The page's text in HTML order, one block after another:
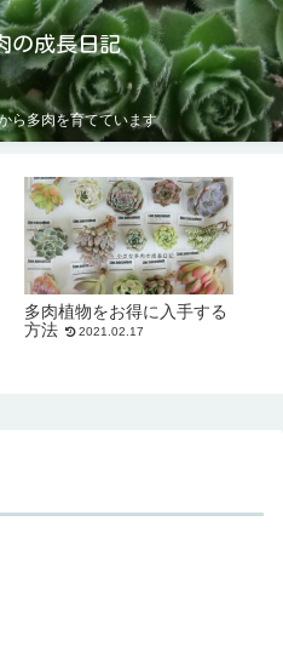
の成長日記
ら多肉を育てています
多肉植物をお得に入手する
方法
2021.02.17